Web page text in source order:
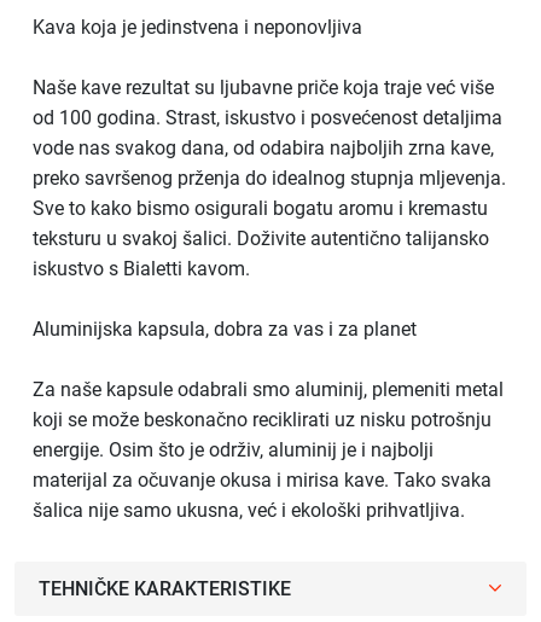
Kava koja je jedinstvena i neponovljiva
Naše kave rezultat su ljubavne priče koja traje već više
od 100 godina. Strast, iskustvo i posvećenost detaljima
vode nas svakog dana, od odabira najboljih zrna kave,
preko savršenog prženja do idealnog stupnja mljevenja.
Sve to kako bismo osigurali bogatu aromu i kremastu
teksturu u svakoj šalici. Doživite autentično talijansko
iskustvo s Bialetti kavom.
Aluminijska kapsula, dobra za vas i za planet
Za naše kapsule odabrali smo aluminij, plemeniti metal
koji se može beskonačno reciklirati uz nisku potrošnju
energije. Osim što je održiv, aluminij je i najbolji
materijal za očuvanje okusa i mirisa kave. Tako svaka
šalica nije samo ukusna, već i ekološki prihvatljiva.
TEHNIČKE KARAKTERISTIKE